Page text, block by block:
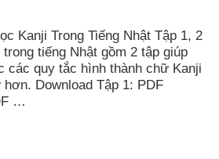
Kanji Trong Tiếng Nhật Tập 1, 2
tiếng Nhật gồm 2 tập giúp
các quy tắc hình thành chữ Kanji
Download Tập 1: PDF
…